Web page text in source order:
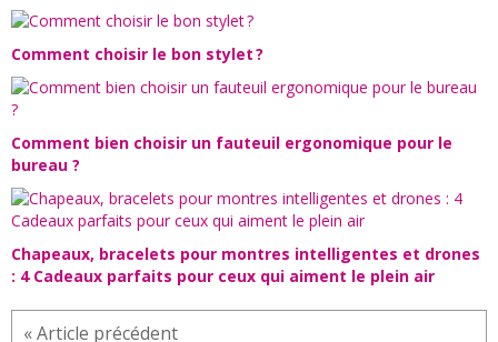
Comment choisir le bon stylet ?
Comment bien choisir un fauteuil ergonomique pour le
bureau ?
Chapeaux, bracelets pour montres intelligentes et drones
: 4 Cadeaux parfaits pour ceux qui aiment le plein air